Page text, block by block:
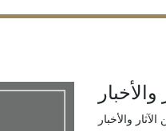
والأخبار